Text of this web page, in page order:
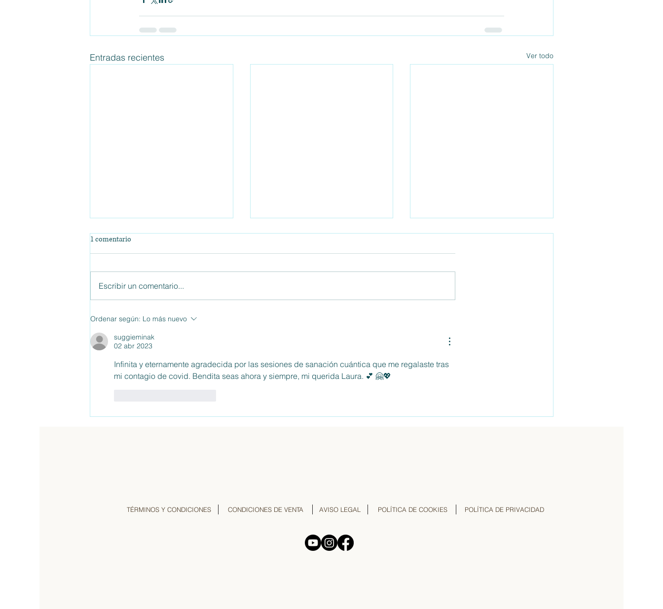
Entradas recientes Ver todo
ENTREVISTA CEA BROTHERS:
Intuición y Espiritualidad
1 comentario
Escribir un comentario...
Ordenar según: Lo más nuevo
suggieminak
02 abr 2023
Infinita y eternamente agradecida por las sesiones de sanación cuántica que me regalaste tras
mi contagio de covid. Bendita seas ahora y siempre, mi querida Laura. 💕 🤗💖
TÉRMINOS Y CONDICIONES CONDICIONES DE VENTA AVISO LEGAL POLÍTICA DE COOKIES POLÍTICA DE PRIVACIDAD